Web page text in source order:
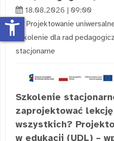
18.08.2026 | 09:00
Projektowanie
szkolenie dla rad
stacjonarne
Szkolenie
zaprojektować
wszystkich?
w edukacji (UDL) –
accessibility_new